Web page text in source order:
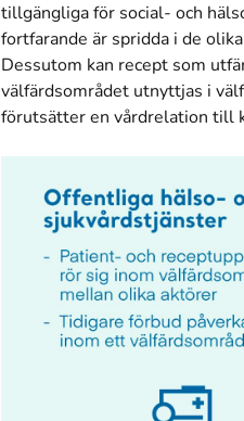
tillgängliga för social- och
fortfarande är spridda i de
Dessutom kan recept som
välfärdsområdet utnyttjas i
förutsätter en vårdrelation till